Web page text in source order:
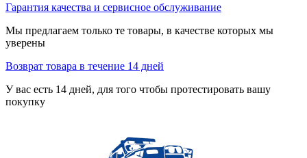
Гарантия качества и сервисное обслуживание
Мы предлагаем только те товары, в качестве которых мы
уверены
Возврат товара в течение 14 дней
У вас есть 14 дней, для того чтобы протестировать вашу
покупку